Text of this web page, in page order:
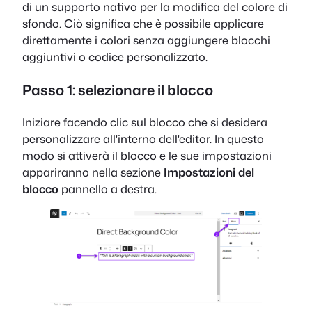
di un supporto nativo per la modifica del colore di
sfondo. Ciò significa che è possibile applicare
direttamente i colori senza aggiungere blocchi
aggiuntivi o codice personalizzato.
Passo 1: selezionare il blocco
Iniziare facendo clic sul blocco che si desidera
personalizzare all'interno dell'editor. In questo
modo si attiverà il blocco e le sue impostazioni
appariranno nella sezione Impostazioni del
blocco pannello a destra.